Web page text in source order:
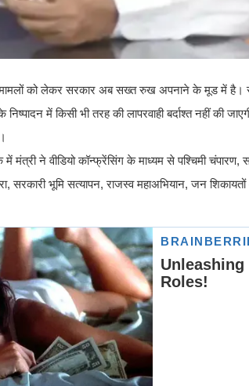
मामलों को लेकर सरकार अब सख्त रुख अपनाने के मूड में है।
में किसी भी तरह की लापरवाही बर्दाश्त नहीं की
में मंत्री ने वीडियो कॉन्फ्रेंसिंग के माध्यम से पश्चिमी
सरकारी भूमि सत्यापन, राजस्व महाअभियान, जन